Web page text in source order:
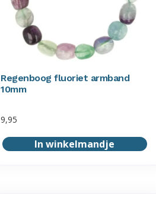
Regenboog fluoriet armband
10mm
9,95
In winkelmandje